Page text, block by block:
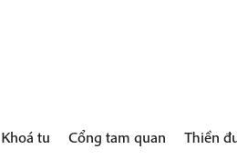
Khoá tu Cổng tam quan Thiền